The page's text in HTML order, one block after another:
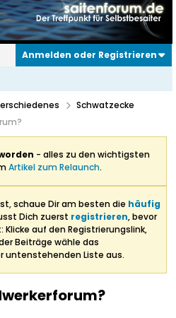
Anmelden oder Registrieren
Schwatzecke
- alles zu den wichtigsten
Artikel zum Relaunch.
schaue Dir am besten die häufig
Dich zuerst registrieren, bevor
auf den Registrierungslink,
Beiträge wähle das
untenstehenden Liste aus.